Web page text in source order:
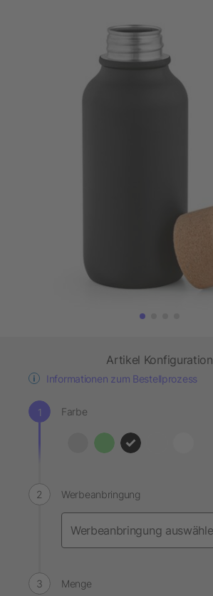
Artikel Konfiguration
Informationen zum Bestellprozess
Farbe
Werbeanbringung
Menge